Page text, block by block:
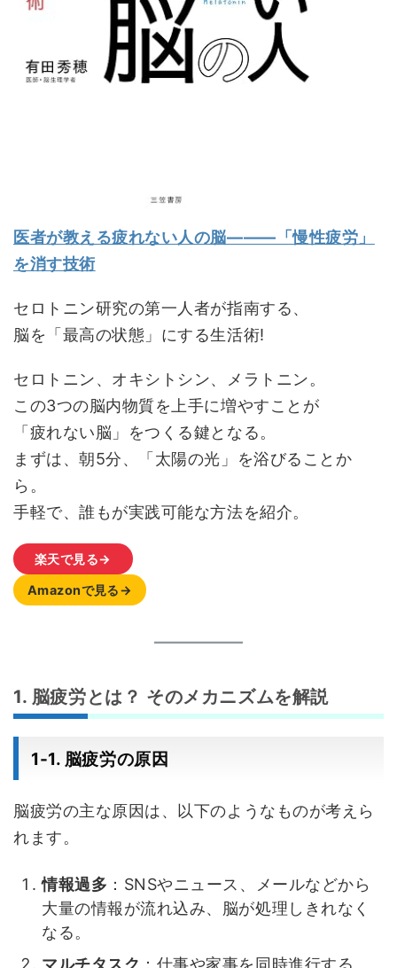
医者が教える疲れない人の脳―――「慢性疲労」
を消す技術
セロトニン研究の第一人者が指南する、
脳を「最高の状態」にする生活術!
セロトニン、オキシトシン、メラトニン。
この3つの脳内物質を上手に増やすことが
「疲れない脳」をつくる鍵となる。
まずは、朝5分、「太陽の光」を浴びることか
ら。
手軽で、誰もが実践可能な方法を紹介。
楽天で見る→
Amazonで見る→
1. 脳疲労とは？ そのメカニズムを解説
1-1. 脳疲労の原因
脳疲労の主な原因は、以下のようなものが考えら
れます。
情報過多 ：SNSやニュース、メールなどから
大量の情報が流れ込み、脳が処理しきれなく
なる。